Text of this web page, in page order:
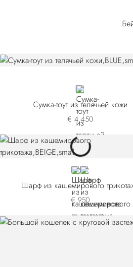
BLUE
Сумка-тоут из телячьей кожи
€ 4.450
BEIGEGREEN
Шарф из кашемирового
€ 950